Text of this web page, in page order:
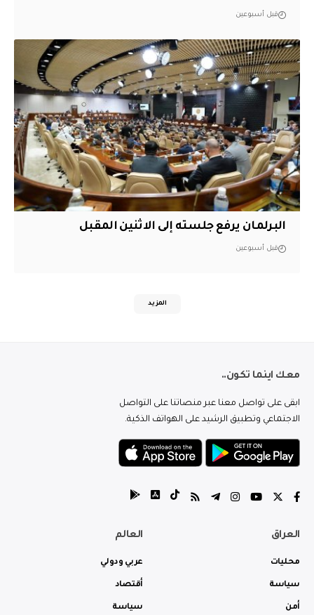
قبل أسبوعين
البرلمان يرفع جلسته إلى الاثنين المقبل
قبل أسبوعين
المزيد
معك اينما تكون..
ابقى على تواصل معنا عبر منصاتنا على التواصل
الاجتماعي وتطبيق الرشيد على الهواتف الذكية.
العراق
محليات
سياسة
أمن
العالم
عربي ودولي
أقتصاد
سياسة